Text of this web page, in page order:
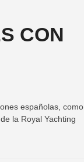
CON
españolas, como
la Royal Yachting